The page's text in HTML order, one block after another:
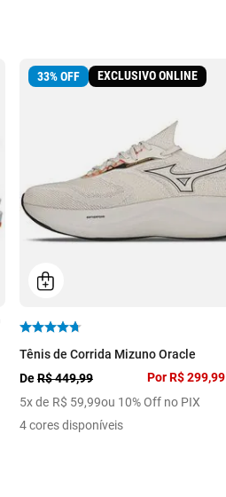
33%OFF EXCLUSIVO ONLINE
Tênis de Corrida Mizuno Oracle
DeR$ 449,99
5x de R$ 59,99ou 10% Off no PIX
Por R$ 299,99
4 cores disponíveis